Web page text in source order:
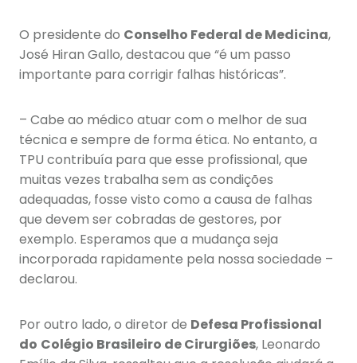
O presidente do Conselho Federal de Medicina,
José Hiran Gallo, destacou que “é um passo
importante para corrigir falhas históricas”.
– Cabe ao médico atuar com o melhor de sua
técnica e sempre de forma ética. No entanto, a
TPU contribuía para que esse profissional, que
muitas vezes trabalha sem as condições
adequadas, fosse visto como a causa de falhas
que devem ser cobradas de gestores, por
exemplo. Esperamos que a mudança seja
incorporada rapidamente pela nossa sociedade –
declarou.
Por outro lado, o diretor de Defesa Profissional
do Colégio Brasileiro de Cirurgiões, Leonardo